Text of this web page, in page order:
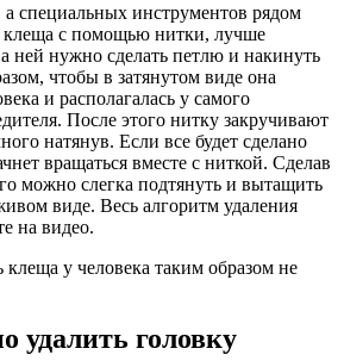
специальных инструментов рядом
клеща с помощью нитки, лучше
ней нужно сделать петлю и накинуть
чтобы в затянутом виде она
и располагалась у самого
После этого нитку закручивают
натянув. Если все будет сделано
вращаться вместе с ниткой. Сделав
можно слегка подтянуть и вытащить
виде. Весь алгоритм удаления
на видео.
у человека таким образом не
удалить головку